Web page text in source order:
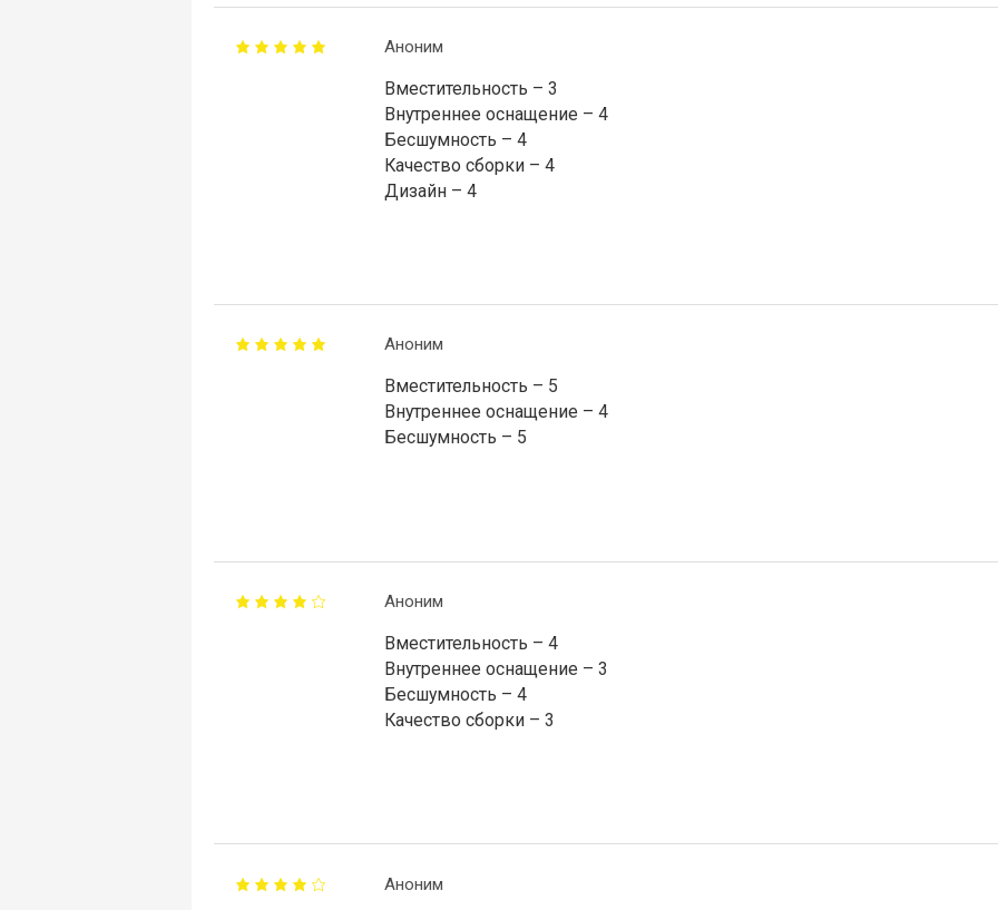
Аноним
Вместительность – 3
Внутреннее оснащение – 4
Бесшумность – 4
Качество сборки – 4
Дизайн – 4
Аноним
Вместительность – 5
Внутреннее оснащение – 4
Бесшумность – 5
Аноним
Вместительность – 4
Внутреннее оснащение – 3
Бесшумность – 4
Качество сборки – 3
Аноним